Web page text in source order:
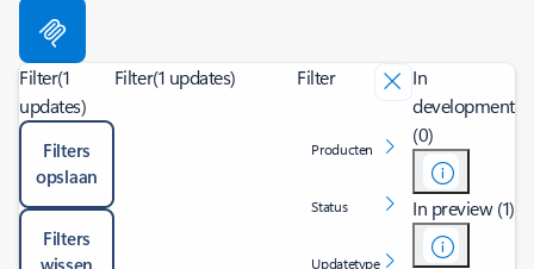
Filter(1
updates)
Filters
opslaan
Filters
wissen
Filter(1 updates) Filter
Producten
Status
Updatetype
In
development
(0)
In preview (1)